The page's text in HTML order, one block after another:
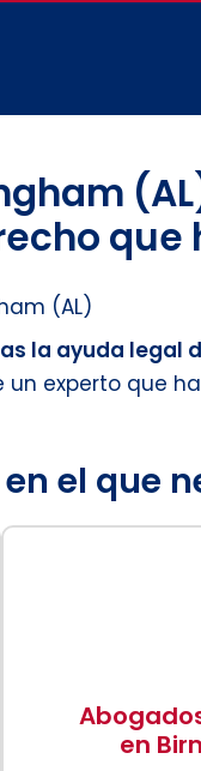
que
(AL)
la ayuda legal
experto que
el que
en